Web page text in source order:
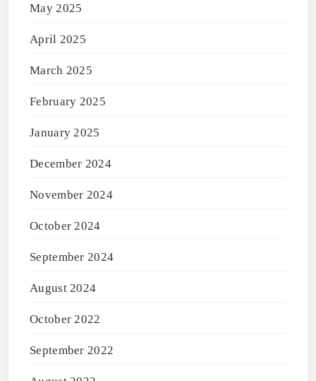
May 2025
April 2025
March 2025
February 2025
January 2025
December 2024
November 2024
October 2024
September 2024
August 2024
October 2022
September 2022